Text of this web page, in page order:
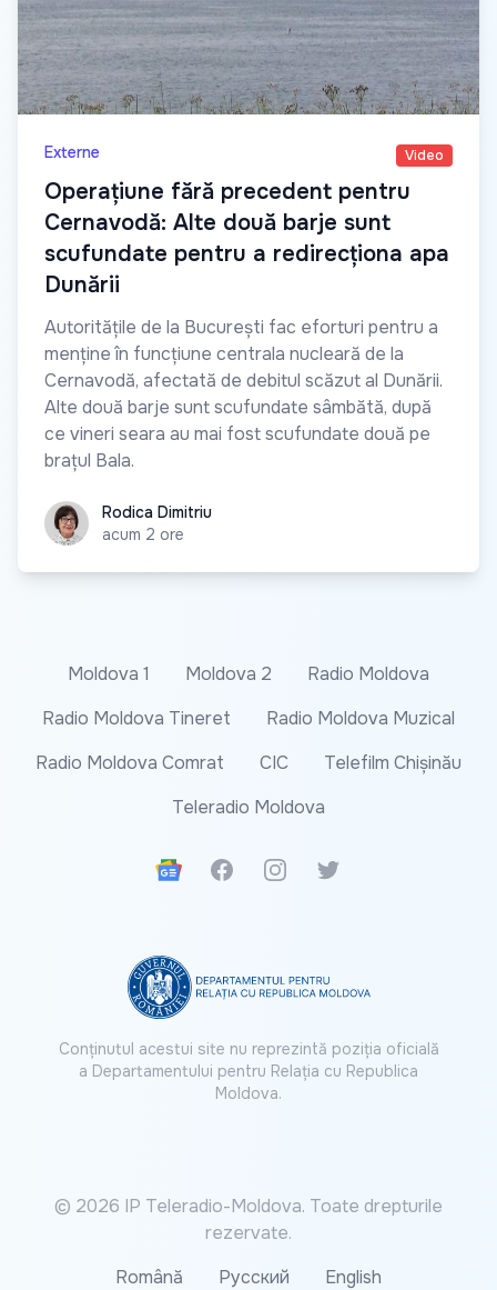
Externe Video
Operațiune fără precedent pentru
Cernavodă: Alte două barje sunt
scufundate pentru a redirecționa apa
Dunării
Autoritățile de la București fac eforturi pentru a
menține în funcțiune centrala nucleară de la
Cernavodă, afectată de debitul scăzut al Dunării.
Alte două barje sunt scufundate sâmbătă, după
ce vineri seara au mai fost scufundate două pe
brațul Bala.
Rodica Dimitriu
Rodica Dimitriu
acum 2 ore
Moldova 1 Moldova 2
Radio Moldova
Radio Moldova Tineret
Radio Moldova Muzical
Radio Moldova Comrat
CIC
Telefilm Chișinău
Teleradio Moldova
Google News
FacebookInstagramTwitter
Conținutul acestui site nu reprezintă poziția oficială
a Departamentului pentru Relația cu Republica
Moldova.
© 2026 IP Teleradio-Moldova. Toate drepturile
rezervate.
Română
Русский English